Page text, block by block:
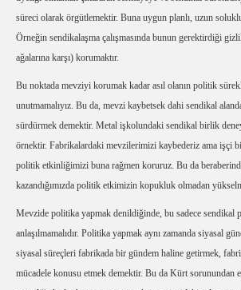
süreci olarak örgütlemektir. Buna uygun planlı, uzun
Örneğin sendikalaşma çalışmasında bunun gerektirdiği
ağalarına karşı) korumaktır.
Bu noktada mevziyi korumak kadar asıl olanın politik
unutmamalıyız. Bu da, mevzi kaybetsek dahi sendikal
sürdürmek demektir. Metal işkolundaki sendikal birlik
örnektir. Fabrikalardaki mevzilerimizi kaybederiz ama işçi
politik etkinliğimizi buna rağmen koruruz. Bu da
kazandığımızda politik etkimizin kopukluk olmadan
Mevzide politika yapmak denildiğinde, bu sadece sendikal
anlaşılmamalıdır. Politika yapmak aynı zamanda siyasal
siyasal süreçleri fabrikada bir gündem haline getirmek,
mücadele konusu etmek demektir. Bu da Kürt sorunundan